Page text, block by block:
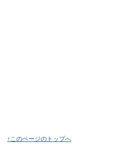
↑このページのトップへ